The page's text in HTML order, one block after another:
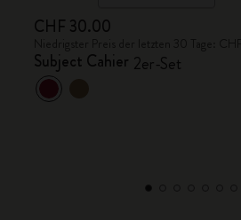
CHF 30.00
Subject Cahier 2er-Set